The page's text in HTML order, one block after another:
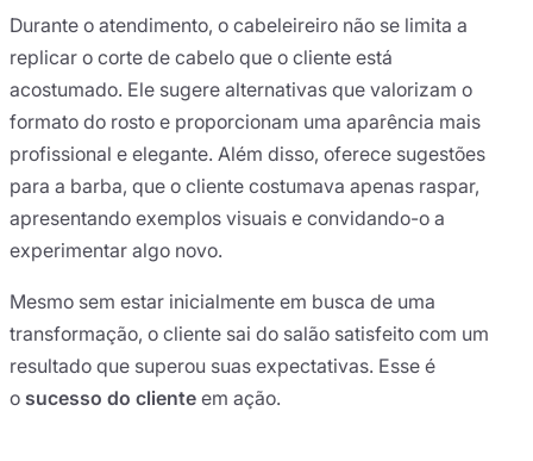
Durante o atendimento, o cabeleireiro não se limita a
replicar o corte de cabelo que o cliente está
acostumado. Ele sugere alternativas que valorizam o
formato do rosto e proporcionam uma aparência mais
profissional e elegante. Além disso, oferece sugestões
para a barba, que o cliente costumava apenas raspar,
apresentando exemplos visuais e convidando-o a
experimentar algo novo.
Mesmo sem estar inicialmente em busca de uma
transformação, o cliente sai do salão satisfeito com um
resultado que superou suas expectativas. Esse é
o sucesso do cliente em ação.